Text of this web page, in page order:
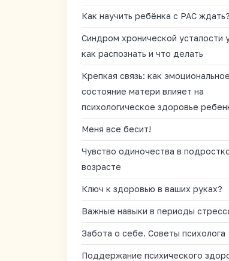
Как научить ребёнка с РАС ждать?
Синдром хронической усталости
как распознать и что делать
Крепкая связь: как эмоциональное
состояние матери влияет на
психологическое здоровье
Меня все бесит!
Чувство одиночества в
возрасте
Ключ к здоровью в ваших руках?
Важные навыки в периоды
Забота о себе. Советы психолога
Поддержание психического